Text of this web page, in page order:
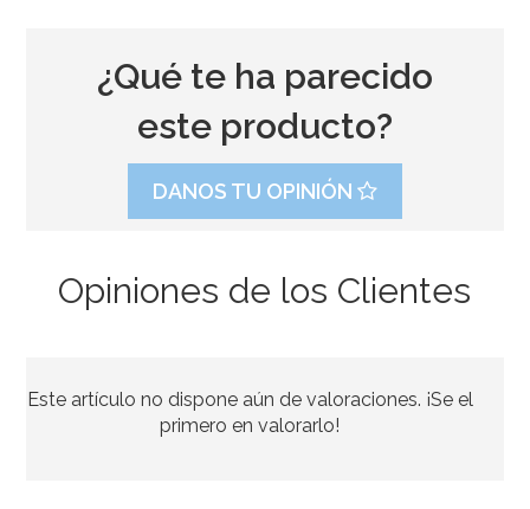
¿Qué te ha parecido
este producto?
DANOS TU OPINIÓN
Opiniones de los Clientes
Este artículo no dispone aún de valoraciones. ¡Se el
primero en valorarlo!